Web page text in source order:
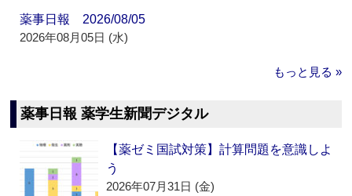
薬事日報 2026/08/05
2026年08月05日 (水)
もっと見る »
薬事日報 薬学生新聞デジタル
【薬ゼミ国試対策】計算問題を意識しよ
う
2026年07月31日 (金)